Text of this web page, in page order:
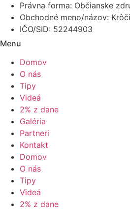
Právna forma: Občianske
Obchodné meno/názov:
IČO/SID: 52244903
Menu
Domov
O nás
Tipy
Videá
2% z dane
Galéria
Partneri
Kontakt
Domov
O nás
Tipy
Videá
2% z dane